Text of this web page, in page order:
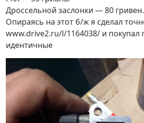
Дроссельной заслонки — 80 гривен.
Опираясь на этот б/ж я сделал
www.drive2.ru/l/1164038/ и покупал
идентичные